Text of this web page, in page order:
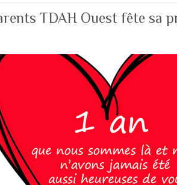
TDAH Ouest fête sa